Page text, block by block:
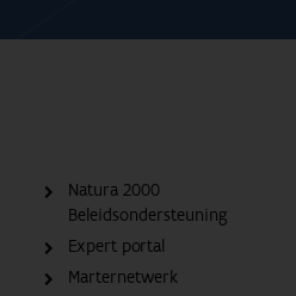
Natura 2000
Beleidsondersteuning
Expert portal
Marternetwerk